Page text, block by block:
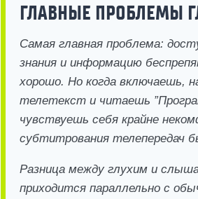
ГЛАВНЫЕ ПРОБЛЕМЫ
Самая главная проблема:
знания и информацию
хорошо. Но когда включаешь,
телетекст и читаешь
чувствуешь себя крайне
субтитрования телепередач
Разница между глухим и
приходится параллельно с